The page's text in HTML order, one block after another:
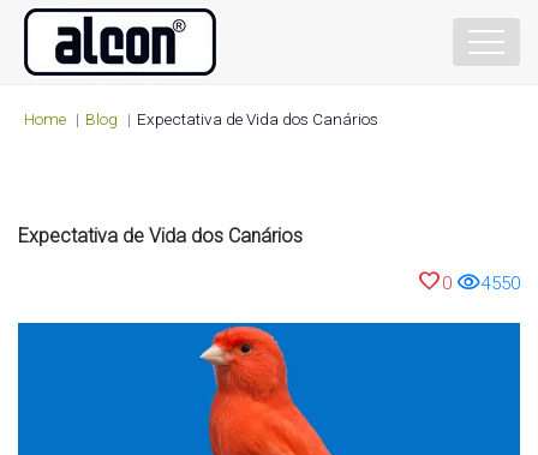
Home Blog Expectativa de Vida dos Canários
Expectativa de Vida dos Canários
favorite0 visibility4550